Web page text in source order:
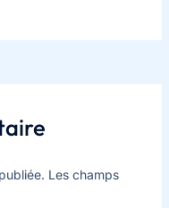
Les champs